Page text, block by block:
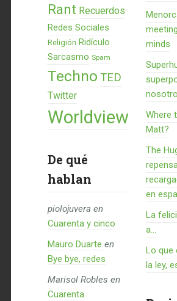
Rant Recuerdos
Redes Sociales
Religión Ridículo
Sarcasmo Spam
Techno TED
Twitter
Worldview
De qué
hablan
piolojuvera en
Cuarenta y cinco
Mauro Duarte en
Bye bye, redes
Marisol Robles en
Cuarenta
minds
Where
Matt?
The
en
La
a...
Lo que
la ley,